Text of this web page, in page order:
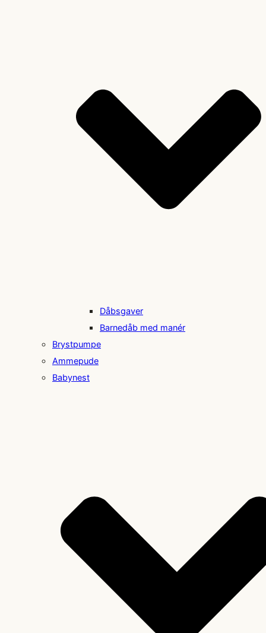
Dåbsgaver
Barnedåb med manér
Brystpumpe
Ammepude
Babynest